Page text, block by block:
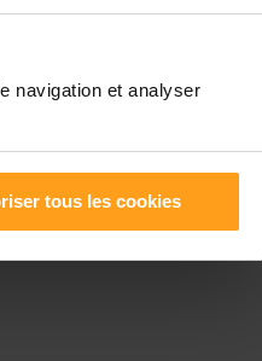
navigation et analyser
tous les cookies